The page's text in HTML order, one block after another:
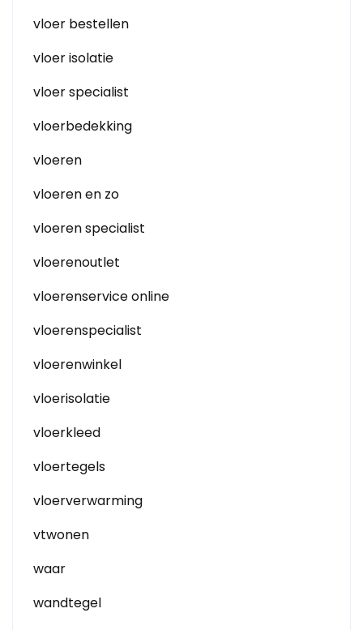
vloer bestellen
vloer isolatie
vloer specialist
vloerbedekking
vloeren
vloeren en zo
vloeren specialist
vloerenoutlet
vloerenservice online
vloerenspecialist
vloerenwinkel
vloerisolatie
vloerkleed
vloertegels
vloerverwarming
vtwonen
waar
wandtegel